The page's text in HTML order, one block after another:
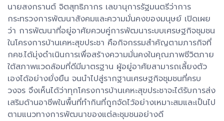
นายสงกรานต์ จิตสุทธิภากร เลขานุการรัฐมนตรีว่าการ
กระทรวงการพัฒนาสังคมและความมั่นคงของมนุษย์ เปิดเผย
ว่า การพัฒนาที่อยู่อาศัยควบคู่การพัฒนาระบบเศรษฐกิจชุมชน
ในโครงการบ้านเคหะสุขประชา คือกิจกรรมสำคัญตามภารกิจที่
กคช.ได้มุ่งดำเนินการเพื่อสร้างความมั่นคงในคุณภาพชีวิตภาย
ใต้สภาพแวดล้อมที่ดีมีมาตรฐาน ผู้อยู่อาศัยสามารถเลี้ยงตัว
เองได้อย่างยั่งยืน จนนำไปสู่รากฐานเศรษฐกิจชุมชนที่ครบ
วงจร จึงเห็นได้ว่าทุกโครงการบ้านเคหะสุขประชาจะได้รับการส่ง
เสริมด้านอาชีพในพื้นที่ทำกินที่ถูกจัดไว้อย่างเหมาะสมและเป็นไป
ตามแนวทางการพัฒนาของแต่ละชุมชนอย่างดี